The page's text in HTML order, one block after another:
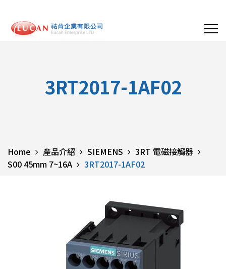
3RT2017-1AF02
Home 產品介紹 SIEMENS
3RT 電磁接觸器
S00 45mm 7~16A
3RT2017-1AF02